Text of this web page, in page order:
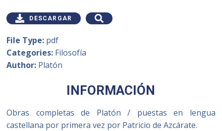
INFORMACIÓN
Obras completas de Platón / puestas en lengua
castellana por primera vez por Patricio de Azcárate.
DESCARGAR
File Type: pdf
Categories: Filosofía
Author: Platón